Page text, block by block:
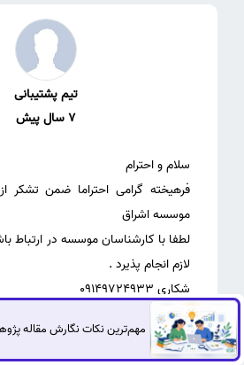
تیم پشتیبانی
7 سال پیش
فرهیخته گرامی احتراما ضمن تشکر
لطفا با کارشناسان موسسه در ارتباط
مهم‌ترین نکات نگارش مقاله